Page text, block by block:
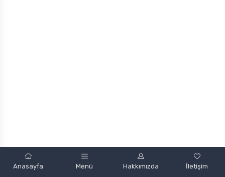
Anasayfa Menü Hakkımızda İletişim
by
mobint